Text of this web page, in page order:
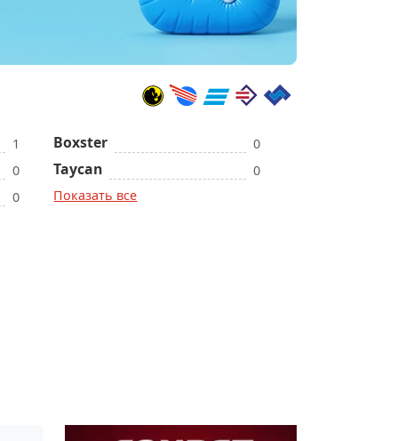
1
0
0
Boxster 0
Taycan
0
Показать все